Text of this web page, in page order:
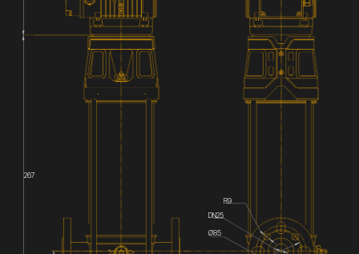
DN25
267
Ø85
R9